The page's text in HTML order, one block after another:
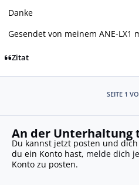
Danke
Gesendet von meinem ANE-LX1
Zitat
SEITE 1
An der Unterhaltung
Du kannst jetzt posten und
du ein Konto hast, melde dich
Konto zu posten.